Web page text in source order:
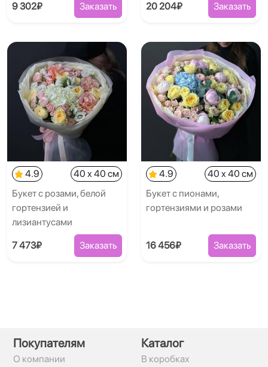
9 302₽ Заказать 20 204₽ Заказать
4.9
40 x 40 см
Букет с розами, белой
гортензией и
лизиантусами
7 473₽ Заказать
4.9
40 x 40 см
Букет с пионами,
гортензиями и розами
16 456₽ Заказать
Покупателям
О компании
Каталог
В коробках